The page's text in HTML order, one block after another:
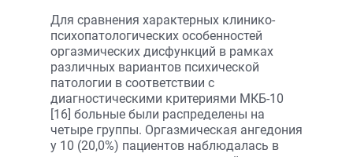
Для сравнения характерных клинико-
психопатологических особенностей
оргазмических дисфункций в рамках
различных вариантов психической
патологии в соответствии с
диагностическими критериями МКБ-10
[16] больные были распределены на
четыре группы. Оргазмическая ангедония
у 10 (20,0%) пациентов наблюдалась в